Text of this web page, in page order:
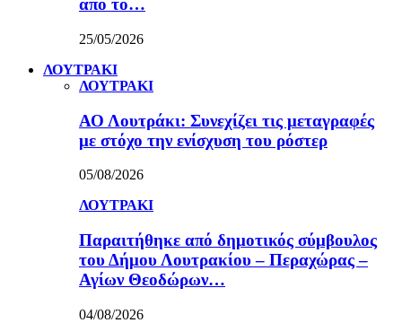
από το…
25/05/2026
ΛΟΥΤΡΑΚΙ
ΛΟΥΤΡΑΚΙ
ΑΟ Λουτράκι: Συνεχίζει τις μεταγραφές
με στόχο την ενίσχυση του ρόστερ
05/08/2026
ΛΟΥΤΡΑΚΙ
Παραιτήθηκε από δημοτικός σύμβουλος
του Δήμου Λουτρακίου – Περαχώρας –
Αγίων Θεοδώρων…
04/08/2026